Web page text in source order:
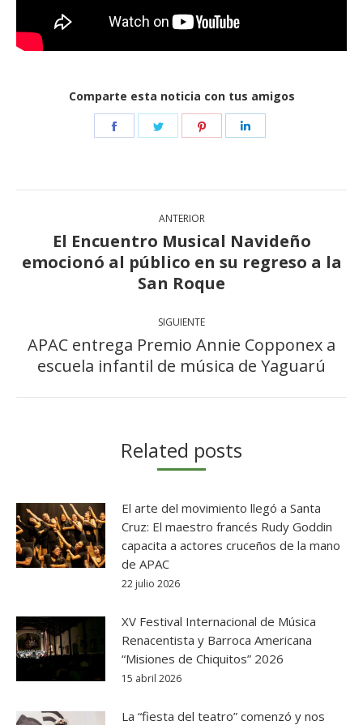
Comparte esta noticia con tus amigos
Share
Share
Share
entre
publicaciones
ANTERIOR
Publicación
anterior:
El Encuentro Musical Navideño
emocionó al público en su regreso a la
San Roque
SIGUIENTE
Publicación
siguiente:
APAC entrega Premio Annie Copponex a
escuela infantil de música de Yaguarú
Related posts
El arte del movimiento llegó a Santa
Cruz: El maestro francés Rudy Goddin
capacita a actores cruceños de la mano
de APAC
22 julio 2026
XV Festival Internacional de Música
Renacentista y Barroca Americana
“Misiones de Chiquitos” 2026
15 abril 2026
La “fiesta del teatro” comenzó y nos